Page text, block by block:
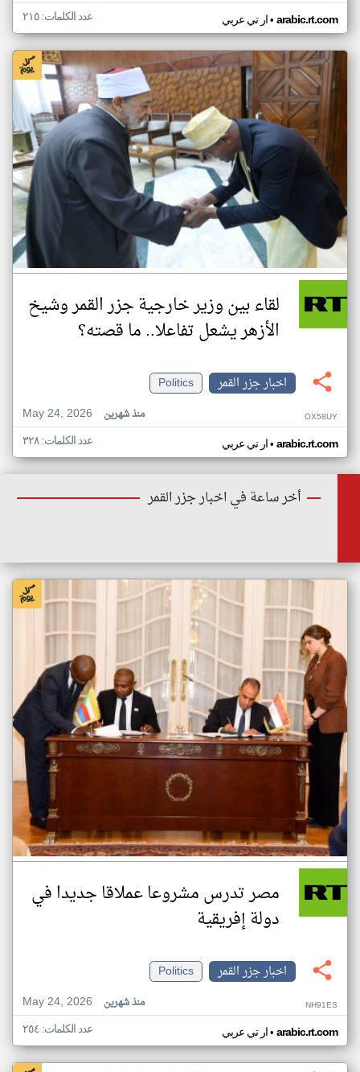
ار تي عربي• arabic.rt.com عدد الكلمات: ٢١٥
لقاء بين وزير خارجية جزر القمر وشيخ
الأزهر يشعل تفاعلا.. ما قصته؟
اخبار جزر القمر
Politics
May 24, 2026
منذ شهرين OX58UY
ار تي عربي• arabic.rt.com عدد الكلمات: ٣٢٨
أخر ساعة في اخبار جزر القمر
مصر تدرس مشروعا عملاقا جديدا في
دولة إفريقية
اخبار جزر القمر
Politics
May 24, 2026
منذ شهرين NH91ES
ار تي عربي• arabic.rt.com عدد الكلمات: ٢٥٤